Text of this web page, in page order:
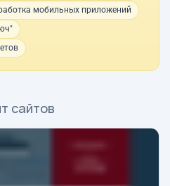
мобильных приложений
сайтов